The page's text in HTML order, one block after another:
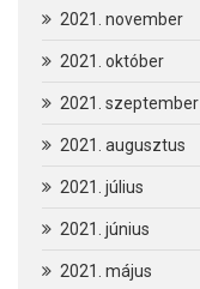
2021. november
2021. október
2021. szeptember
2021. augusztus
2021. július
2021. június
2021. május